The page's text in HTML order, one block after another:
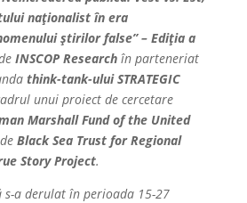
naționalist în era
știrilor false” – Ediția a
INSCOP Researchîn parteneriat
think-tank-ului STRATEGIC
unui proiect de cercetare
Marshall Fund of the United
Black Sea Trust for Regional
Story Project.
s-a derulat în perioada 15-27